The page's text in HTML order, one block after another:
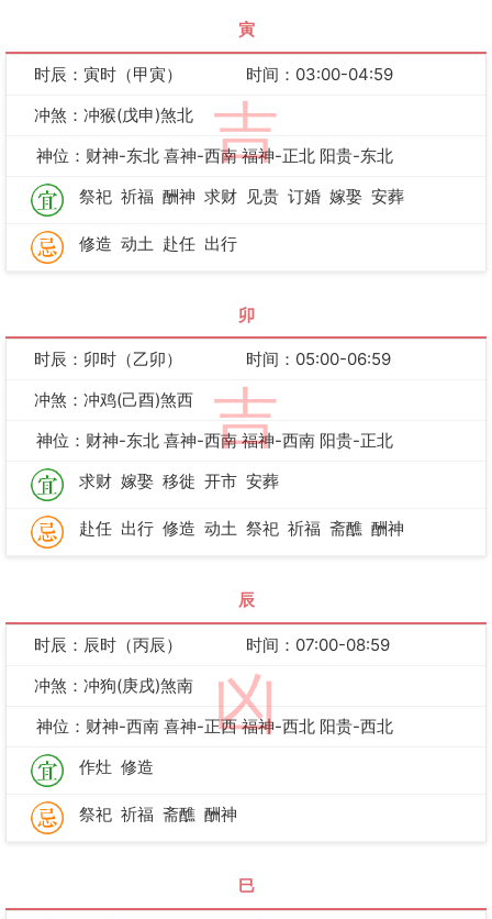
寅
吉
时辰：寅时（甲寅）
时间：03:00-04:59
冲煞：冲猴(戊申)煞北
神位：财神-东北 喜神-西南 福神-正北 阳贵-东北
祭祀 祈福 酬神 求财 见贵 订婚 嫁娶 安葬
修造 动土 赴任 出行
卯
吉
时辰：卯时（乙卯）
时间：05:00-06:59
冲煞：冲鸡(己酉)煞西
神位：财神-东北 喜神-西南 福神-西南 阳贵-正北
求财 嫁娶 移徙 开市 安葬
赴任 出行 修造 动土 祭祀 祈福 斋醮 酬神
辰
凶
时辰：辰时（丙辰）
时间：07:00-08:59
冲煞：冲狗(庚戌)煞南
神位：财神-西南 喜神-正西 福神-西北 阳贵-西北
作灶 修造
祭祀 祈福 斋醮 酬神
巳